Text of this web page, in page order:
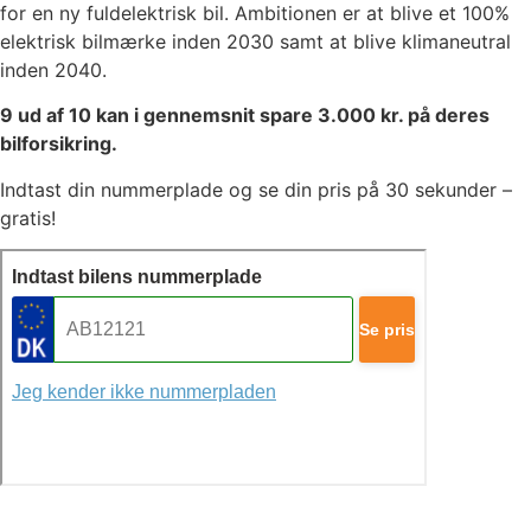
for en ny fuldelektrisk bil. Ambitionen er at blive et 100%
elektrisk bilmærke inden 2030 samt at blive klimaneutral
inden 2040.
9 ud af 10 kan i gennemsnit spare 3.000 kr. på deres
bilforsikring.
Indtast din nummerplade og se din pris på 30 sekunder –
gratis!